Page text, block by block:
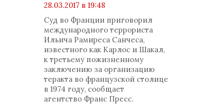
28.03.2017 в 19:48
просмотров: 1319
комментариев: 0
Суд во Франции приговорил
международного террориста
Ильича Рамиреса Санчеса,
известного как Карлос и Шакал,
к третьему пожизненному
заключению за организацию
теракта во французской столице
в 1974 году, сообщает
агентство Франс Пресс.